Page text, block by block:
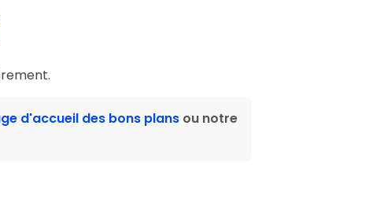
d'accueil des bons plans ou notre